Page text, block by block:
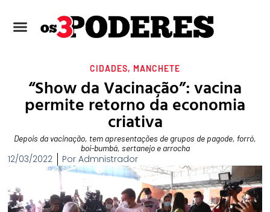
CIDADES, MANCHETE
“Show da Vacinação”: vacina
permite retorno da economia
criativa
Depois da vacinação, tem apresentações de grupos de pagode, forró,
boi-bumbá, sertanejo e arrocha
12/03/2022 Por Admnistrador